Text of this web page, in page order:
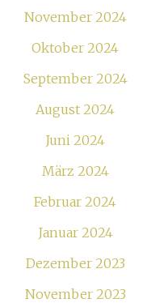
November 2024
Oktober 2024
September 2024
August 2024
Juni 2024
März 2024
Februar 2024
Januar 2024
Dezember 2023
November 2023